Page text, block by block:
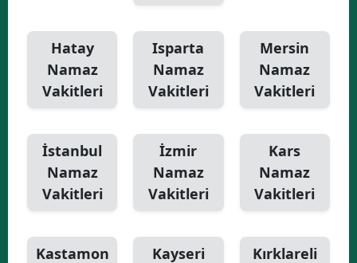
Hatay
Namaz
Vakitleri
Isparta
Namaz
Vakitleri
Mersin
Namaz
Vakitleri
İstanbul
Namaz
Vakitleri
İzmir
Namaz
Vakitleri
Kars
Namaz
Vakitleri
Kastamon
Kayseri
Kırklareli